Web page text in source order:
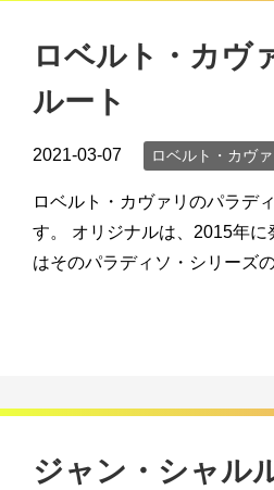
ロベルト・カヴ
ルート
2021-03-07 ロベルト・カヴァ
ロベルト・カヴァリのパラデ
す。 オリジナルは、2015年
はそのパラディソ・シリーズ
ジャン・シャル